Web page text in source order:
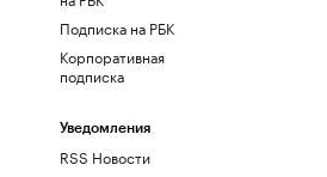
Подписка на РБК
Корпоративная
подписка
Уведомления
RSS Новости